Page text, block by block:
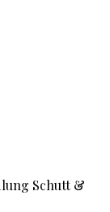
Schutt &